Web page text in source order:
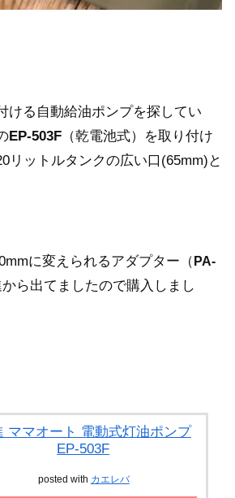
ける自動給油ポンプを探してい
EP-503F （乾電池式）を取り付け
リットルタンクの広い口(65mm)と
に変えられるアダプター（ PA-
ら出てましたので購入しまし
ママオート 電動式灯油ポンプ
EP-503F
posted with カエレバ